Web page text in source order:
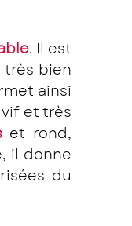
. Il est
très bien
ainsi
et rond,
il donne
du